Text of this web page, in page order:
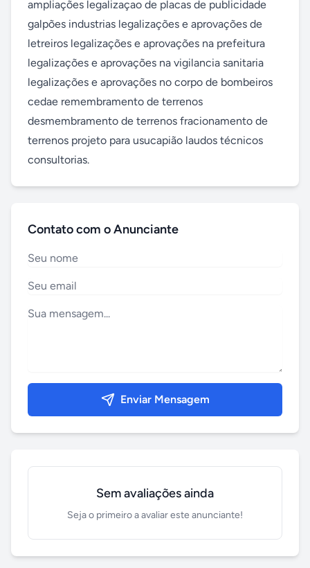
ampliações legalizaçao de placas de publicidade
galpões industrias legalizações e aprovações de
letreiros legalizações e aprovações na prefeitura
legalizações e aprovações na vigilancia sanitaria
legalizações e aprovações no corpo de bombeiros
cedae remembramento de terrenos
desmembramento de terrenos fracionamento de
terrenos projeto para usucapião laudos técnicos
consultorias.
Contato com o Anunciante
Enviar Mensagem
Sem avaliações ainda
Seja o primeiro a avaliar este anunciante!